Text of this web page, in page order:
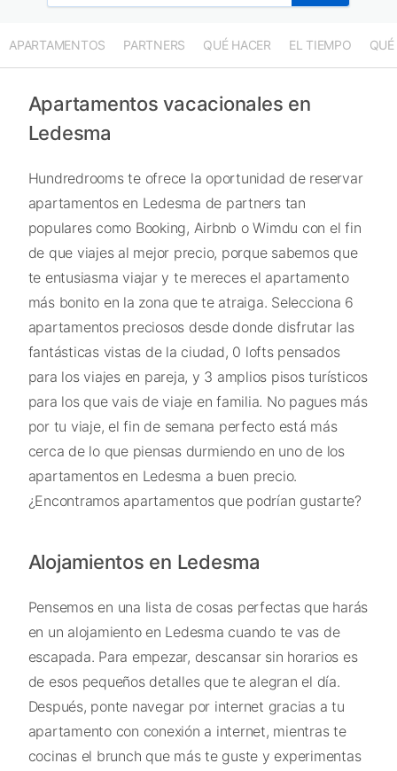
APARTAMENTOS PARTNERS QUÉ HACER EL TIEMPO QUÉ
Apartamentos vacacionales en
Ledesma
Hundredrooms te ofrece la oportunidad de reservar
apartamentos en Ledesma de partners tan
populares como Booking, Airbnb o Wimdu con el fin
de que viajes al mejor precio, porque sabemos que
te entusiasma viajar y te mereces el apartamento
más bonito en la zona que te atraiga. Selecciona 6
apartamentos preciosos desde donde disfrutar las
fantásticas vistas de la ciudad, 0 lofts pensados
para los viajes en pareja, y 3 amplios pisos turísticos
para los que vais de viaje en familia. No pagues más
por tu viaje, el fin de semana perfecto está más
cerca de lo que piensas durmiendo en uno de los
apartamentos en Ledesma a buen precio.
¿Encontramos apartamentos que podrían gustarte?
Alojamientos en Ledesma
Pensemos en una lista de cosas perfectas que harás
en un alojamiento en Ledesma cuando te vas de
escapada. Para empezar, descansar sin horarios es
de esos pequeños detalles que te alegran el día.
Después, ponte navegar por internet gracias a tu
apartamento con conexión a internet, mientras te
cocinas el brunch que más te guste y experimentas